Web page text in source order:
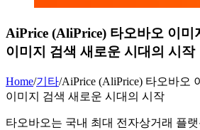
AiPrice (AliPrice) 타오바오 이미
이미지 검색 새로운 시대의 시작
Home/기타/AiPrice (AliPrice) 타오바오
이미지 검색 새로운 시대의 시작
타오바오는 국내 최대 전자상거래 플